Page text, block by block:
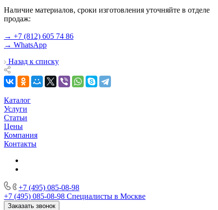
Наличие материалов, сроки изготовления уточняйте в отделе
продаж:
→ +7 (812) 605 74 86
→ WhatsApp
Назад к списку
Каталог
Услуги
Статьи
Цены
Компания
Контакты
+7 (495) 085-08-98
+7 (495) 085-08-98 Специалисты в Москве
Заказать звонок